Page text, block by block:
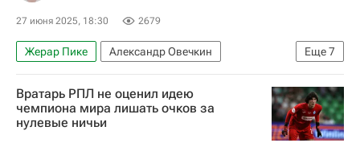
27 июня 2025, 18:30 2679
Еще7
Жерар Пике
Александр Овечкин
Артём Дзюба
Евгений Малкин
Александр Радулов
Дарья Дмитриева
Артемий Панарин
Вратарь РПЛ не оценил идею
чемпиона мира лишать очков за
нулевые ничьи